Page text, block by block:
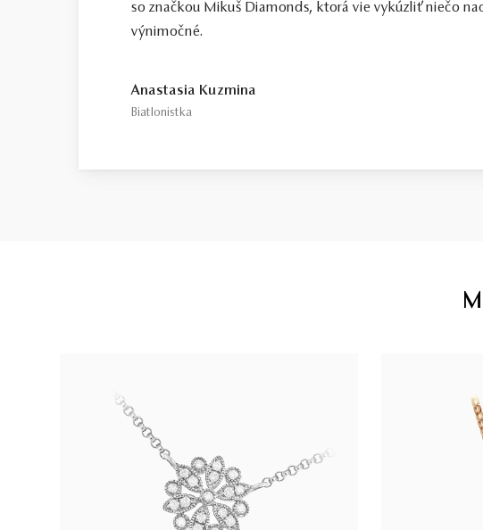
so značkou Mikuš Diamonds, ktorá vie vykúzliť niečo
výnimočné.
Anastasia Kuzmina
Biatlonistka